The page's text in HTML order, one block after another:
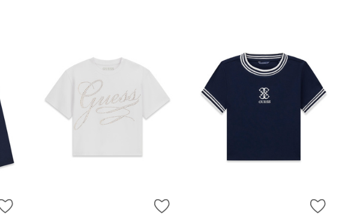
ZUR WUNSCHLISTE HINZUFÜGEN ZUR WUNSCHLISTE HINZUFÜGEN